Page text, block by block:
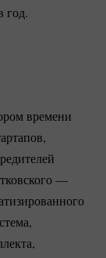
год.
времени
—